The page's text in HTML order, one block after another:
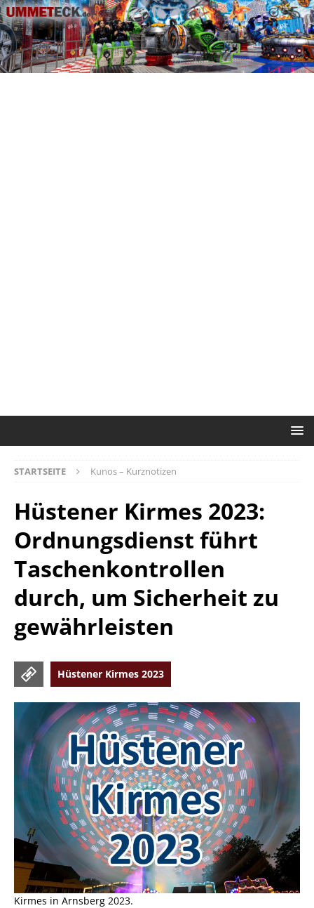
STARTSEITE Kunos – Kurznotizen
Hüstener Kirmes 2023:
Ordnungsdienst führt
Taschenkontrollen
durch, um Sicherheit zu
gewährleisten
Hüstener Kirmes 2023
Kirmes in Arnsberg 2023.